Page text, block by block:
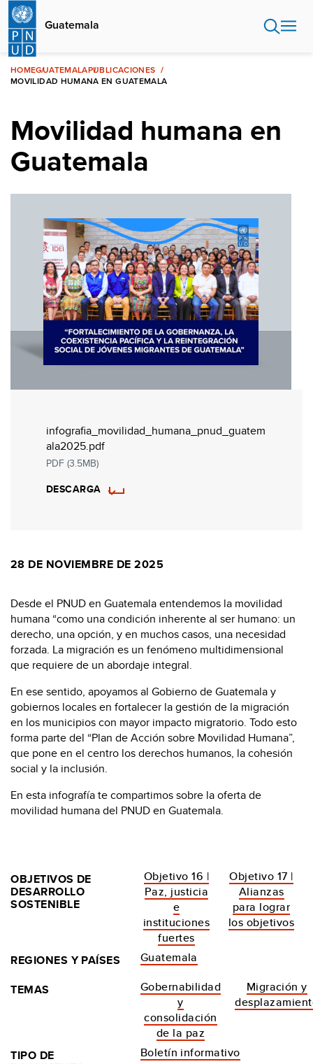
Pasar
contenido
principal
Guatemala
HOMEGUATEMALAPUBLICACIONES
MOVILIDAD HUMANA EN GUATEMALA
Movilidad humana en
Guatemala
infografia_movilidad_humana_pnud_guatem
ala2025.pdf
PDF (3.5MB)
DESCARGA
28 DE NOVIEMBRE DE 2025
Desde el PNUD en Guatemala entendemos la movilidad
humana “como una condición inherente al ser humano: un
derecho, una opción, y en muchos casos, una necesidad
forzada. La migración es un fenómeno multidimensional
que requiere de un abordaje integral.
En ese sentido, apoyamos al Gobierno de Guatemala y
gobiernos locales en fortalecer la gestión de la migración
en los municipios con mayor impacto migratorio. Todo esto
forma parte del “Plan de Acción sobre Movilidad Humana”,
que pone en el centro los derechos humanos, la cohesión
social y la inclusión.
En esta infografía te compartimos sobre la oferta de
movilidad humana del PNUD en Guatemala.
OBJETIVOS DE
DESARROLLO
SOSTENIBLE
Objetivo 16 |
Paz, justicia
e
instituciones
fuertes
Objetivo 17 |
Alianzas
para lograr
los objetivos
REGIONES Y PAÍSES
Guatemala
TEMAS
Gobernabilidad
y
consolidación
de la paz
Migración y
TIPO DE Boletín informativo